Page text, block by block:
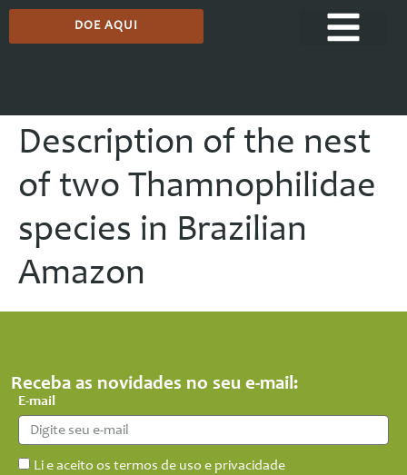
DOE AQUI
Description of the nest
of two Thamnophilidae
species in Brazilian
Amazon
Receba as novidades no seu e-mail:
E-mail
Li e aceito os termos de uso e privacidade